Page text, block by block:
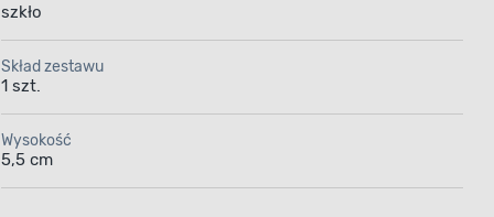
szkło
Skład zestawu
1 szt.
Wysokość
5,5 cm